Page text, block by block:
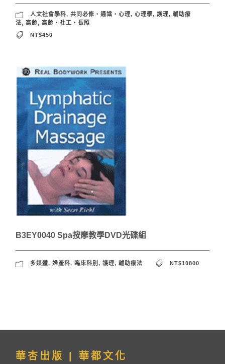
人文社會學科, 共同必修‧通識‧心理, 心理學, 護理, 輔助療
法, 高齡, 高齡‧社工‧長照
NT$450
B3EY0040 Spa按摩教學DVD光碟組
多媒體, 婦產科, 臨床科別 , 護理, 輔助療法 NT$10800
華杏出版 | 華都文化